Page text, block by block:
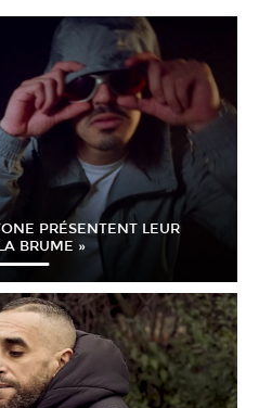
PRÉSENTENT LEUR
BRUME »